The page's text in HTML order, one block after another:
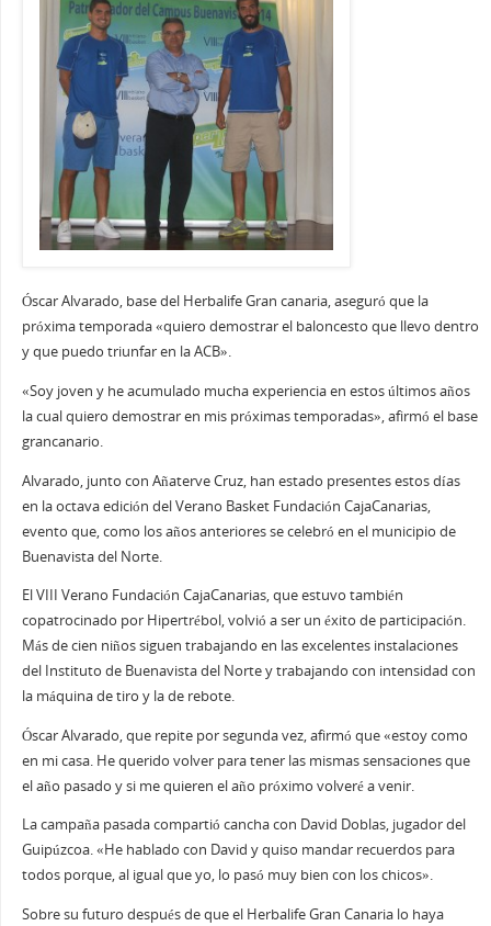
Óscar Alvarado, base del Herbalife Gran canaria, aseguró que la
próxima temporada «quiero demostrar el baloncesto que llevo dentro
y que puedo triunfar en la ACB».
«Soy joven y he acumulado mucha experiencia en estos últimos años
la cual quiero demostrar en mis próximas temporadas», afirmó el base
grancanario.
Alvarado, junto con Añaterve Cruz, han estado presentes estos días
en la octava edición del Verano Basket Fundación CajaCanarias,
evento que, como los años anteriores se celebró en el municipio de
Buenavista del Norte.
El VIII Verano Fundación CajaCanarias, que estuvo también
copatrocinado por Hipertrébol, volvió a ser un éxito de participación.
Más de cien niños siguen trabajando en las excelentes instalaciones
del Instituto de Buenavista del Norte y trabajando con intensidad con
la máquina de tiro y la de rebote.
Óscar Alvarado, que repite por segunda vez, afirmó que «estoy como
en mi casa. He querido volver para tener las mismas sensaciones que
el año pasado y si me quieren el año próximo volveré a venir.
La campaña pasada compartió cancha con David Doblas, jugador del
Guipúzcoa. «He hablado con David y quiso mandar recuerdos para
todos porque, al igual que yo, lo pasó muy bien con los chicos».
Sobre su futuro después de que el Herbalife Gran Canaria lo haya